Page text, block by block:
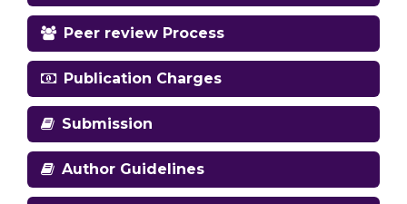
Peer review Process
Publication Charges
Submission
Author Guidelines